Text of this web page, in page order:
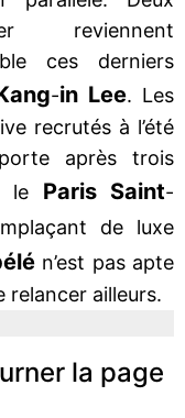
reviennent
ces derniers
-in Lee. Les
recrutés à l’été
après trois
le Paris Saint-
de luxe
n’est pas apte
relancer ailleurs.
la page